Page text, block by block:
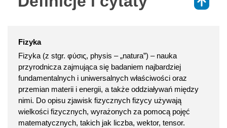
Fizyka
Fizyka (z stgr. φύσις, physis – „natura”) – nauka
przyrodnicza zajmująca się badaniem najbardziej
fundamentalnych i uniwersalnych właściwości oraz
przemian materii i energii, a także oddziaływań między
nimi. Do opisu zjawisk fizycznych fizycy używają
wielkości fizycznych, wyrażonych za pomocą pojęć
matematycznych, takich jak liczba, wektor, tensor.